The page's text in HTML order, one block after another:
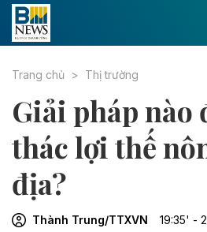
Trang chủ Thị trường
Giải pháp nào
thác lợi thế
địa?
Thành Trung/TTXVN 19:35' -